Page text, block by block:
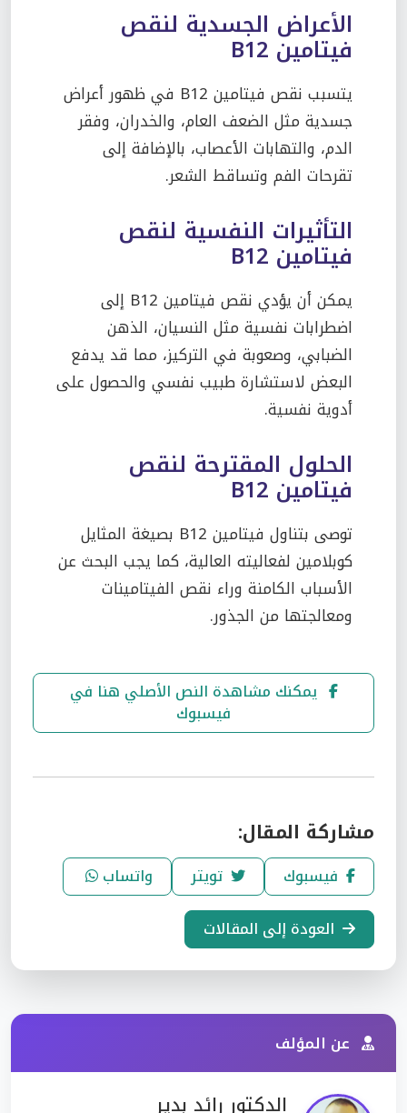
الأعراض الجسدية لنقص
فيتامين B12
يتسبب نقص فيتامين B12 في ظهور أعراض
جسدية مثل الضعف العام، والخدران، وفقر
الدم، والتهابات الأعصاب، بالإضافة إلى
تقرحات الفم وتساقط الشعر.
التأثيرات النفسية لنقص
فيتامين B12
يمكن أن يؤدي نقص فيتامين B12 إلى
اضطرابات نفسية مثل النسيان، الذهن
الضبابي، وصعوبة في التركيز، مما قد يدفع
البعض لاستشارة طبيب نفسي والحصول على
أدوية نفسية.
الحلول المقترحة لنقص
فيتامين B12
توصى بتناول فيتامين B12 بصيغة المثايل
كوبلامين لفعاليته العالية، كما يجب البحث عن
الأسباب الكامنة وراء نقص الفيتامينات
ومعالجتها من الجذور.
يمكنك مشاهدة النص الأصلي هنا في
فيسبوك
مشاركة المقال:
فيسبوك تويتر
واتساب
العودة إلى المقالات
عن المؤلف
الدكتور رائد بدير